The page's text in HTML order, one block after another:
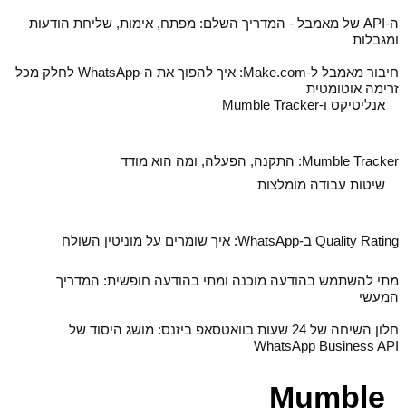
ה‑API של מאמבל - המדריך השלם: מפתח, אימות, שליחת הודעות
ומגבלות
חיבור מאמבל ל‑Make.com: איך להפוך את ה‑WhatsApp לחלק מכל
זרימה אוטומטית
אנליטיקס ו-Mumble Tracker
Mumble Tracker: התקנה, הפעלה, ומה הוא מודד
שיטות עבודה מומלצות
Quality Rating ב‑WhatsApp: איך שומרים על מוניטין השולח
מתי להשתמש בהודעה מוכנה ומתי בהודעה חופשית: המדריך
המעשי
חלון השיחה של 24 שעות בוואטסאפ ביזנס: מושג היסוד של
WhatsApp Business API
Mumble